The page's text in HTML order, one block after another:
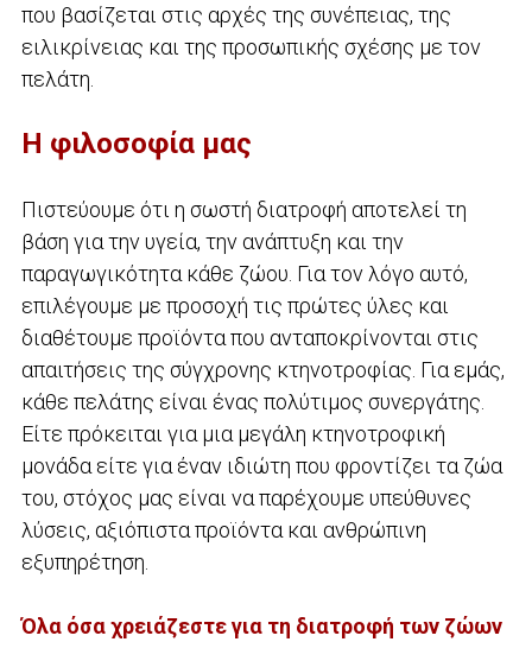
που βασίζεται στις αρχές της συνέπειας, της
ειλικρίνειας και της προσωπικής σχέσης με τον
πελάτη.
Η φιλοσοφία μας
Πιστεύουμε ότι η σωστή διατροφή αποτελεί τη
βάση για την υγεία, την ανάπτυξη και την
παραγωγικότητα κάθε ζώου. Για τον λόγο αυτό,
επιλέγουμε με προσοχή τις πρώτες ύλες και
διαθέτουμε προϊόντα που ανταποκρίνονται στις
απαιτήσεις της σύγχρονης κτηνοτροφίας. Για εμάς,
κάθε πελάτης είναι ένας πολύτιμος συνεργάτης.
Είτε πρόκειται για μια μεγάλη κτηνοτροφική
μονάδα είτε για έναν ιδιώτη που φροντίζει τα ζώα
του, στόχος μας είναι να παρέχουμε υπεύθυνες
λύσεις, αξιόπιστα προϊόντα και ανθρώπινη
εξυπηρέτηση.
Όλα όσα χρειάζεστε για τη διατροφή των ζώων